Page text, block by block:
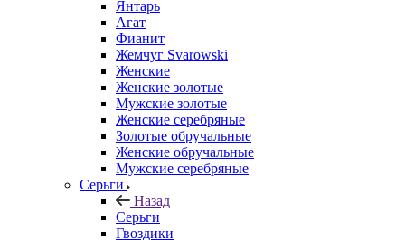
Янтарь
Агат
Фианит
Жемчуг Svarowski
Женские
Женские золотые
Мужские золотые
Женские серебряные
Золотые обручальные
Женские обручальные
Мужские серебряные
Серьги
Назад
Серьги
Гвоздики